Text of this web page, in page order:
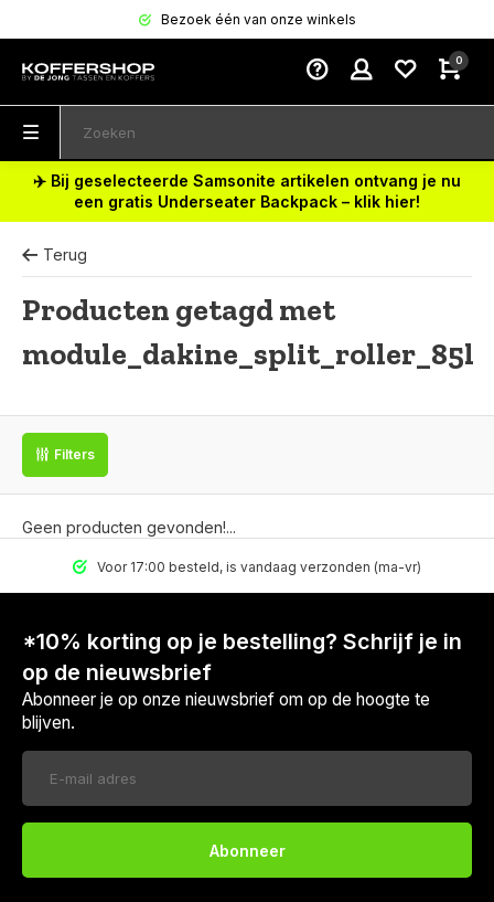
Bezoek één van onze winkels
0
✈️ Bij geselecteerde Samsonite artikelen ontvang je nu
een gratis Underseater Backpack – klik hier!
Terug
Producten getagd met
module_dakine_split_roller_85l
Filters
Geen producten gevonden!...
Voor 17:00 besteld, is vandaag verzonden (ma-vr)
*10% korting op je bestelling? Schrijf je in
op de nieuwsbrief
Abonneer je op onze nieuwsbrief om op de hoogte te
blijven.
Abonneer